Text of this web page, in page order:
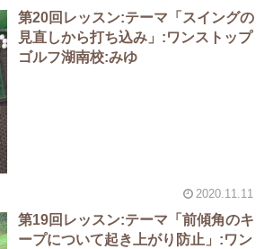
第20回レッスン:テーマ「スイングの
見直しから打ち込み」:ワンストップ
ゴルフ湖南校:みゆ
2020.11.11
第19回レッスン:テーマ「前傾角のキ
ープについて起き上がり防止」:ワン